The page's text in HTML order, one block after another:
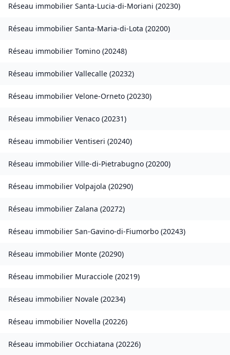
Réseau immobilier Santa-Lucia-di-Moriani (20230)
Réseau immobilier Santa-Maria-di-Lota (20200)
Réseau immobilier Tomino (20248)
Réseau immobilier Vallecalle (20232)
Réseau immobilier Velone-Orneto (20230)
Réseau immobilier Venaco (20231)
Réseau immobilier Ventiseri (20240)
Réseau immobilier Ville-di-Pietrabugno (20200)
Réseau immobilier Volpajola (20290)
Réseau immobilier Zalana (20272)
Réseau immobilier San-Gavino-di-Fiumorbo (20243)
Réseau immobilier Monte (20290)
Réseau immobilier Muracciole (20219)
Réseau immobilier Novale (20234)
Réseau immobilier Novella (20226)
Réseau immobilier Occhiatana (20226)